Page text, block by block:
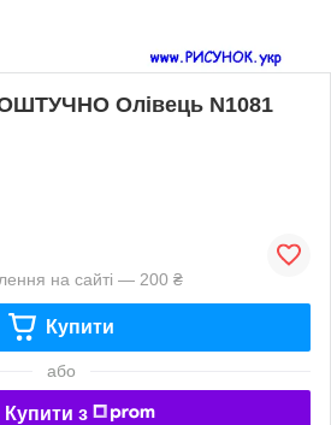
Олівець N1081
на сайті — 200 ₴
Купити
або
Купити з